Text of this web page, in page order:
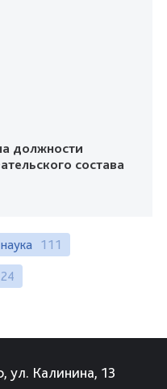
должности
состава
наука 111
24
ул. Калинина, 13